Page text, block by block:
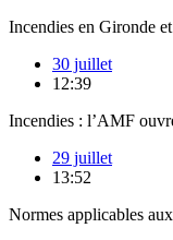
Incendies en Gironde
30 juillet
12:39
Incendies : l’AMF
29 juillet
13:52
Normes applicables